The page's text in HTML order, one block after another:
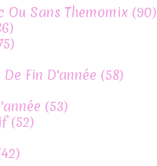
Ou Sans Themomix (90)
De Fin D'année (58)
(53)
(52)